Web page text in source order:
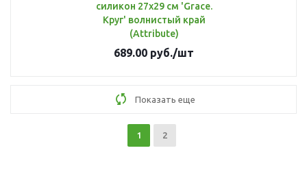
силикон 27х29 см 'Grace.
Круг' волнистый край
(Attribute)
689.00 руб./шт
Показать еще
1 2